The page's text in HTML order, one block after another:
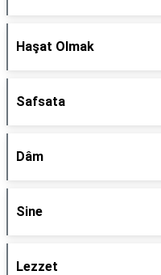
Haşat Olmak
Safsata
Dâm
Sine
Lezzet